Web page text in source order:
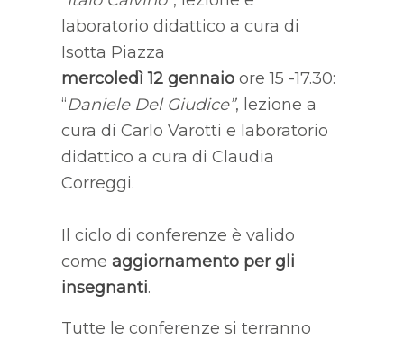
laboratorio didattico a cura di
Isotta Piazza
mercoledì 12 gennaioore 15 -17.30:
“Daniele Del Giudice”, lezione a
cura di Carlo Varotti e laboratorio
didattico a cura di Claudia
Correggi.
Il ciclo di conferenze è valido
come aggiornamento per gli
insegnanti.
Tutte le conferenze si terranno